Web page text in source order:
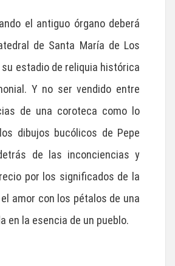
el antiguo órgano deberá
de Santa María de Los
su estadio de reliquia histórica
Y no ser vendido entre
de una coroteca como lo
dibujos bucólicos de Pepe
de las inconciencias y
por los significados de la
amor con los pétalos de una
en la esencia de un pueblo.